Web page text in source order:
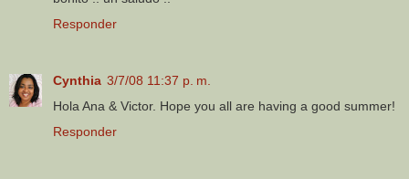
Responder
Cynthia 3/7/08 11:37 p. m.
Hola Ana & Victor. Hope you all are having a good summer!
Responder